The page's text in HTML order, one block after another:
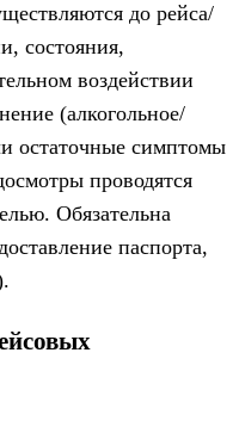
до рейса/
состояния,
воздействии
(алкогольное/
остаточные симптомы
проводятся
Обязательна
паспорта,